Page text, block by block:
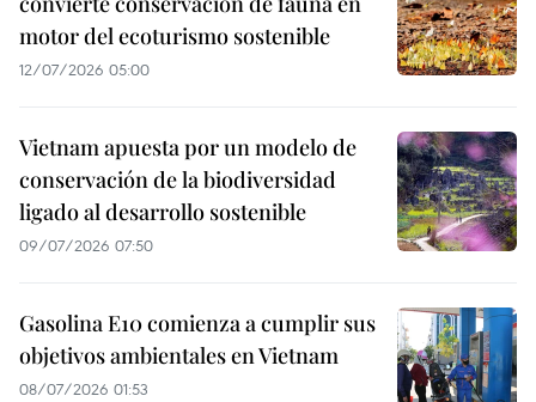
motor del ecoturismo sostenible
12/07/2026 05:00
Vietnam apuesta por un modelo de
conservación de la biodiversidad
ligado al desarrollo sostenible
09/07/2026 07:50
Gasolina E10 comienza a cumplir sus
objetivos ambientales en Vietnam
08/07/2026 01:53